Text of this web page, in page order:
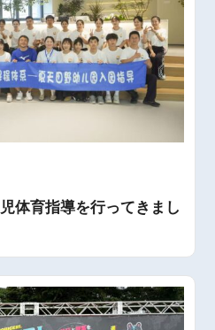
体育指導を行ってきまし